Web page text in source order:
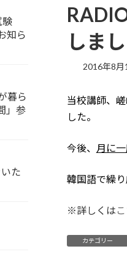
しまし
2016年8月
当校講師、
した。
今後、 月に
韓国語で繰
※詳しくは
カテゴリー
験
知ら
暮ら
」参
た